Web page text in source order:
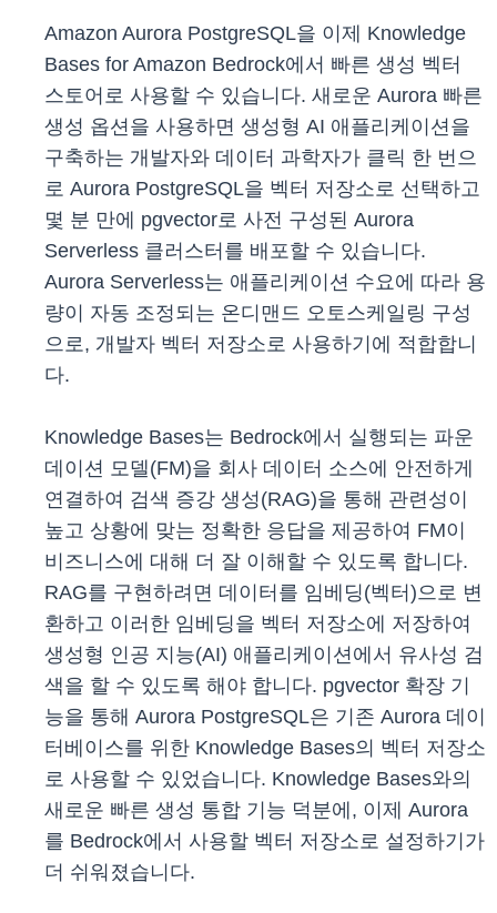
Amazon Aurora PostgreSQL을 이제 Knowledge
Bases for Amazon Bedrock에서 빠른 생성 벡터
스토어로 사용할 수 있습니다. 새로운 Aurora 빠른
생성 옵션을 사용하면 생성형 AI 애플리케이션을
구축하는 개발자와 데이터 과학자가 클릭 한 번으
로 Aurora PostgreSQL을 벡터 저장소로 선택하고
몇 분 만에 pgvector로 사전 구성된 Aurora
Serverless 클러스터를 배포할 수 있습니다.
Aurora Serverless는 애플리케이션 수요에 따라 용
량이 자동 조정되는 온디맨드 오토스케일링 구성
으로, 개발자 벡터 저장소로 사용하기에 적합합니
다.
Knowledge Bases는 Bedrock에서 실행되는 파운
데이션 모델(FM)을 회사 데이터 소스에 안전하게
연결하여 검색 증강 생성(RAG)을 통해 관련성이
높고 상황에 맞는 정확한 응답을 제공하여 FM이
비즈니스에 대해 더 잘 이해할 수 있도록 합니다.
RAG를 구현하려면 데이터를 임베딩(벡터)으로 변
환하고 이러한 임베딩을 벡터 저장소에 저장하여
생성형 인공 지능(AI) 애플리케이션에서 유사성 검
색을 할 수 있도록 해야 합니다. pgvector 확장 기
능을 통해 Aurora PostgreSQL은 기존 Aurora 데이
터베이스를 위한 Knowledge Bases의 벡터 저장소
로 사용할 수 있었습니다. Knowledge Bases와의
새로운 빠른 생성 통합 기능 덕분에, 이제 Aurora
를 Bedrock에서 사용할 벡터 저장소로 설정하기가
더 쉬워졌습니다.